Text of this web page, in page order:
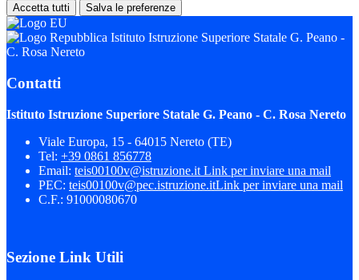
Accetta tutti Salva le preferenze
Istituto Istruzione Superiore Statale G. Peano -
C. Rosa Nereto
Contatti
Istituto Istruzione Superiore Statale G. Peano - C. Rosa Nereto
Viale Europa, 15 - 64015 Nereto (TE)
Tel: +39 0861 856778
Email: teis00100v@istruzione.it Link per inviare una mail
PEC: teis00100v@pec.istruzione.itLink per inviare una mail
C.F.: 91000080670
Sezione Link Utili